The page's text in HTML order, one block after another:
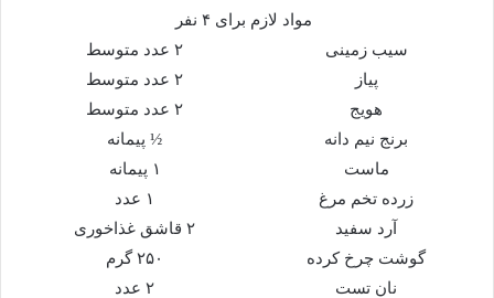
مواد لازم برای ۴ نفر
سیب زمینی
۲ عدد متوسط
پیاز
۲ عدد متوسط
هویج
۲ عدد متوسط
برنج نیم دانه
½ پیمانه
ماست
۱ پیمانه
زرده تخم مرغ
۱ عدد
آرد سفید
۲ قاشق غذاخوری
گوشت چرخ کرده
۲۵۰ گرم
نان تست
۲ عدد